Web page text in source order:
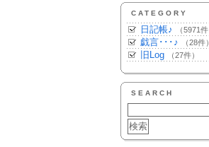
CATEGORY
日記帳♪ （5971件
戯言･･･♪ （28件）
旧Log （27件）
SEARCH